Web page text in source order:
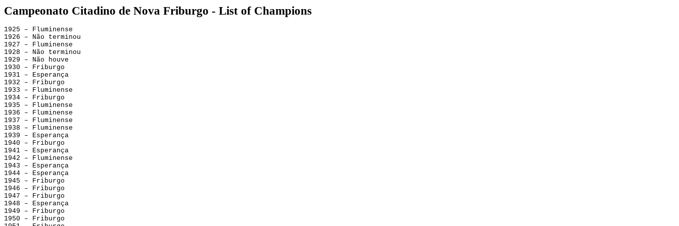
Campeonato Citadino de Nova Friburgo - List of Champions
1925 – Fluminense
1926 – Não terminou
1927 – Fluminense
1928 – Não terminou
1929 – Não houve
1930 – Friburgo
1931 – Esperança
1932 – Friburgo
1933 – Fluminense
1934 – Friburgo
1935 – Fluminense
1936 – Fluminense
1937 – Fluminense
1938 – Fluminense
1939 – Esperança
1940 – Friburgo
1941 – Esperança
1942 – Fluminense
1943 – Esperança
1944 – Esperança
1945 – Friburgo
1946 – Friburgo
1947 – Friburgo
1948 – Esperança
1949 – Friburgo
1950 – Friburgo